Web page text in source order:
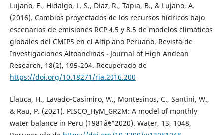
Lujano, E., Hidalgo, L. S., Diaz, R., Tapia, B., & Lujano, A.
(2016). Cambios proyectados de los recursos hídricos bajo
escenarios de emisiones RCP 4.5 y 8.5 de modelos climáticos
globales del CMIP5 en el Altiplano Peruano. Revista de
Investigaciones Altoandinas - Journal of High Andean
Research, 18(2), 195-204. Recuperado de
https://doi.org/10.18271/ria.2016.200
Llauca, H., Lavado-Casimiro, W., Montesinos, C., Santini, W.,
& Rau, P. (2021). PISCO_HyM_GR2M: A model of monthly
water balance in Peru (1981â€“2020). Water, 13, 1048,